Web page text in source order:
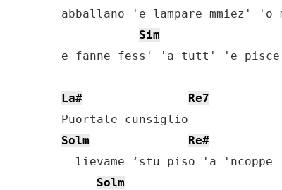
abballano 'e lampare mmiez' 'o
Sim
e fanne fess' 'a tutt' 'e pisce
La#
Re7
Solm
Re#
lievame ‘stu piso 'a 'ncoppe
Solm